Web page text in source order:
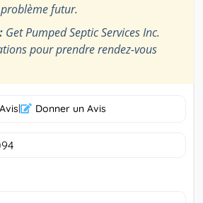
futur.
Get Pumped Septic Services Inc.
pour prendre rendez-vous
Avis| Donner un Avis